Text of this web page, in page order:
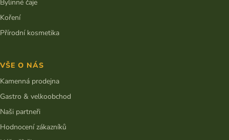
Bylinné čaje
Koření
Přírodní kosmetika
VŠE O NÁS
Kamenná prodejna
Gastro & velkoobchod
Naši partneři
Hodnocení zákazníků